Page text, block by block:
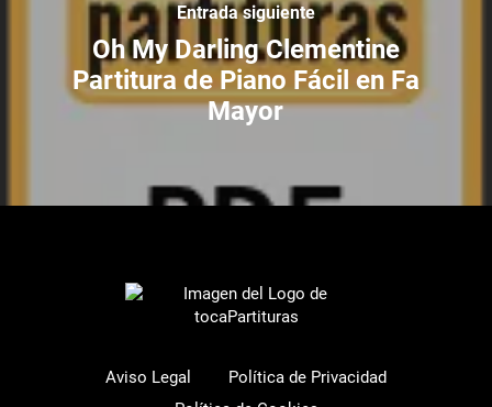
Entrada siguiente
Oh My Darling Clementine
Partitura de Piano Fácil en Fa
Mayor
Aviso Legal
Política de Privacidad